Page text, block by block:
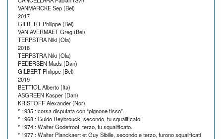
VANMARCKE Sep (Bel)
2017
GILBERT Philippe (Bel)
VAN AVERMAET Greg (Bel)
TERPSTRA Niki (Ola)
2018
TERPSTRA Niki (Ola)
PEDERSEN Mads (Dan)
GILBERT Philippe (Bel)
2019
BETTIOL Alberto (Ita)
ASGREEN Kasper (Dan)
KRISTOFF Alexander (Nor)
* 1935 : corsa disputata con “pignone fisso".
* 1968 : Guido Reybrouck, secondo, fu squalificato.
* 1974 : Walter Godefroot, terzo, fu squalificato.
* 1977 : Walter Planckaert et Guy Sibille, secondo e terzo, furono squalificati